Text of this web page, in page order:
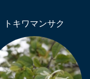
トキワマンサク